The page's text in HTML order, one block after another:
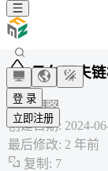
登 录
立即注册
马尔可夫
MC
通用策略
创建日期: 2024-
最后修改: 2 年前
复制 : 7